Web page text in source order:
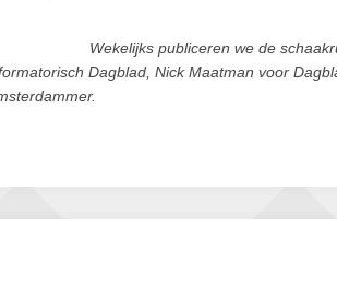
Wekelijks publiceren we de
Dagblad, Nick Maatman voor